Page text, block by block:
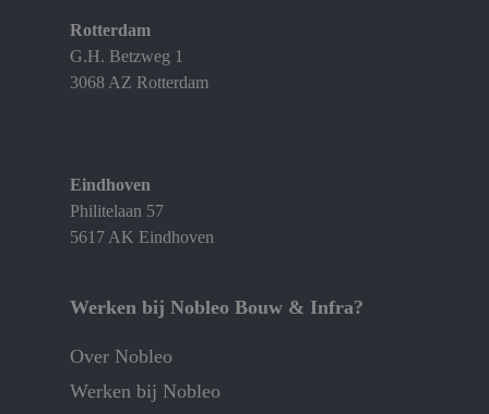
Rotterdam
G.H. Betzweg 1
3068 AZ Rotterdam
Eindhoven
Philitelaan 57
5617 AK Eindhoven
Werken bij Nobleo Bouw & Infra?
Over Nobleo
Werken bij Nobleo